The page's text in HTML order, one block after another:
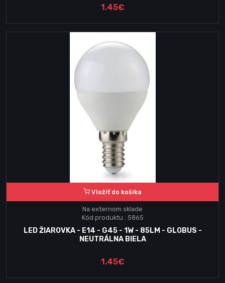
1.45€
Vložiť do košika
Na externom sklade
Kód produktu : 5865
LED ŽIAROVKA - E14 - G45 - 1W - 85LM - GLOBUS -
NEUTRÁLNA BIELA
1.45€